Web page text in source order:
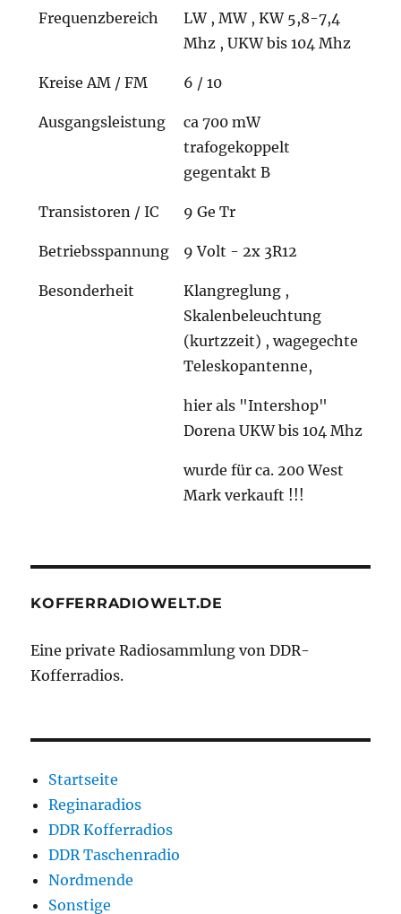
Frequenzbereich
LW , MW , KW 5,8-7,4
Mhz , UKW bis 104 Mhz
Kreise AM / FM 6 / 10
Ausgangsleistung
ca 700 mW
trafogekoppelt
gegentakt B
Transistoren / IC 9 Ge Tr
Betriebsspannung 9 Volt - 2x 3R12
Besonderheit
Klangreglung ,
Skalenbeleuchtung
(kurtzzeit) , wagegechte
Teleskopantenne,
hier als "Intershop"
Dorena UKW bis 104 Mhz
wurde für ca. 200 West
Mark verkauft !!!
KOFFERRADIOWELT.DE
Eine private Radiosammlung von DDR-
Kofferradios.
Startseite
Reginaradios
DDR Kofferradios
DDR Taschenradio
Nordmende
Sonstige